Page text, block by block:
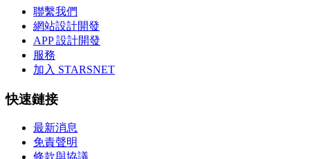
聯繫我們
網站設計開發
APP 設計開發
服務
加入 STARSNET
快速鏈接
最新消息
免責聲明